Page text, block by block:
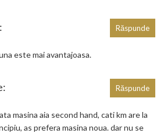
este mai avantajoasa.
Răspunde
masina aia second hand, cati km are la
as prefera masina noua. dar nu se
Răspunde